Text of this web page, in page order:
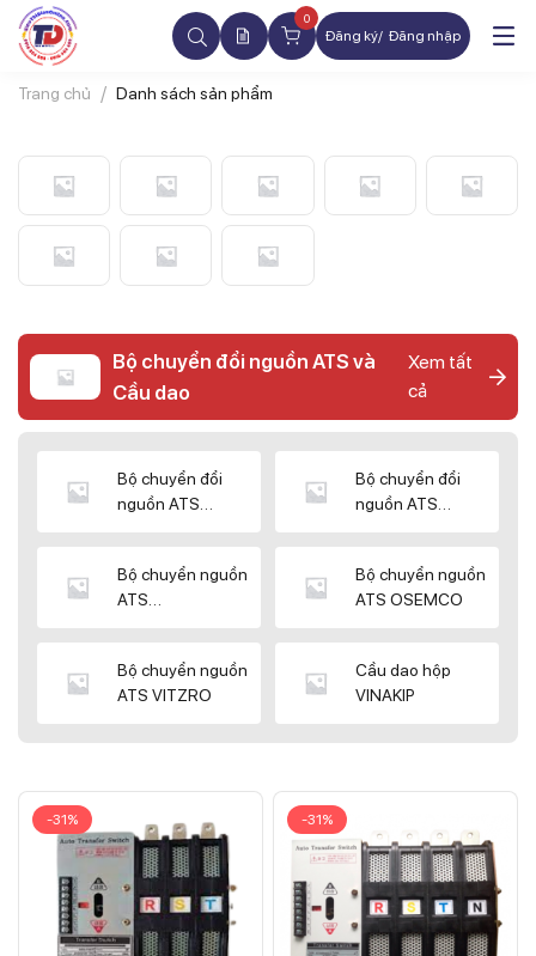
0
Đăng ký Đăng nhập
Trang chủ Danh sách sản phẩm
Bộ chuyển đổi nguồn ATS và
Cầu dao
Xem tất
cả
Bộ chuyển đổi
nguồn ATS
Bộ chuyển đổi
nguồn ATS
Bộ chuyển nguồn
ATS
Bộ chuyển nguồn
ATS OSEMCO
Bộ chuyển nguồn
ATS VITZRO
Cầu dao hộp
VINAKIP
-31% -31%